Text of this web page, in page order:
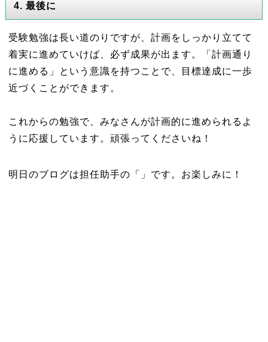
4. 最後に
受験勉強は長い道のりですが、計画をしっかり立てて
着実に進めていけば、必ず成果が出ます。「計画通り
に進める」という意識を持つことで、目標達成に一歩
近づくことができます。
これからの勉強で、みなさんが計画的に進められるよ
うに応援しています。頑張ってくださいね！
明日のブログは担任助手の「」です。お楽しみに！